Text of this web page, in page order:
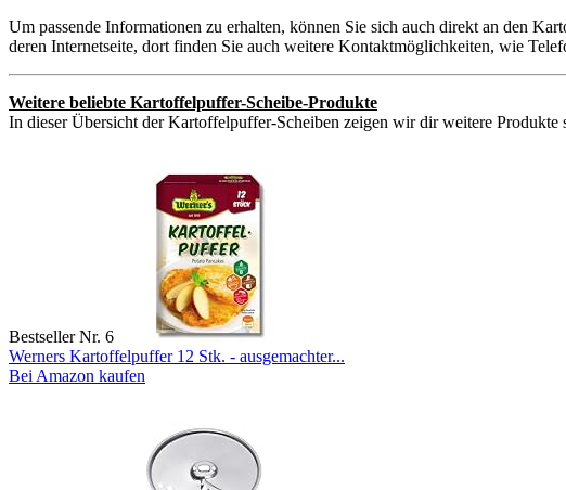
Um passende Informationen zu erhalten, können Sie sich auch direkt an den
deren Internetseite, dort finden Sie auch weitere Kontaktmöglichkeiten, wie
Weitere beliebte Kartoffelpuffer-Scheibe-Produkte
In dieser Übersicht der Kartoffelpuffer-Scheiben zeigen wir dir weitere
Bestseller Nr. 6
Werners Kartoffelpuffer 12 Stk. - ausgemachter...
Bei Amazon kaufen